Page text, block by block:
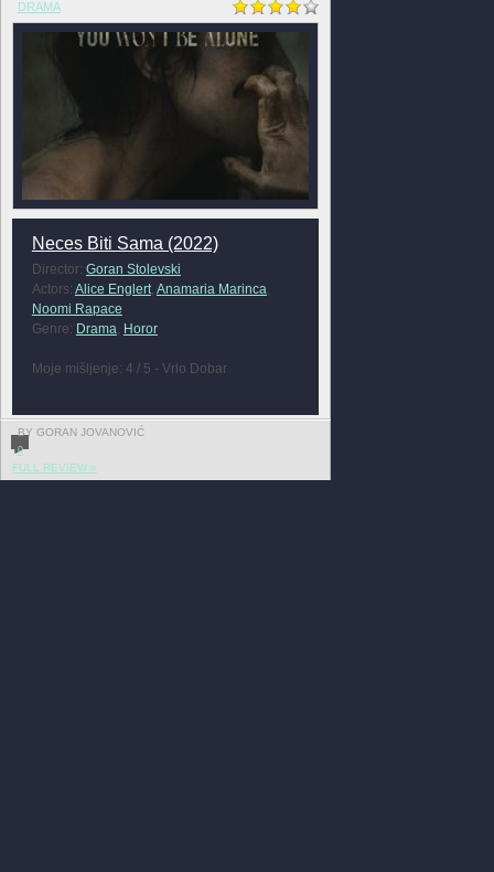
DRAMA
Neces Biti Sama (2022)
Director: Goran Stolevski
Actors: Alice Englert, Anamaria Marinca
Noomi Rapace
Genre: Drama Horor
Moje mišljenje: 4 / 5 - Vrlo Dobar
BY GORAN JOVANOVIĆ
0
FULL REVIEW »